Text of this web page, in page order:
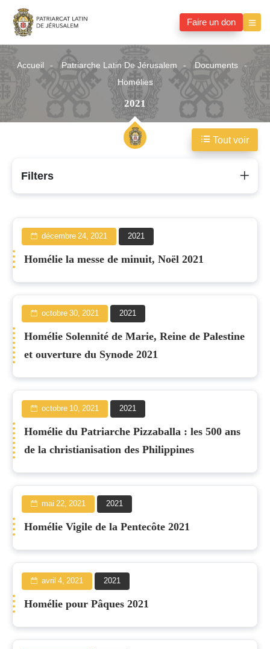
Faire un don
Accueil Patriarche Latin De Jérusalem
Documents
Homélies
2021
2021
Filters
décembre 24, 2021 2021
Homélie la messe de minuit, Noël 2021
octobre 30, 2021 2021
Homélie Solennité de Marie, Reine de Palestine
et ouverture du Synode 2021
octobre 10, 2021 2021
Homélie du Patriarche Pizzaballa : les 500 ans
de la christianisation des Philippines
mai 22, 2021 2021
Homélie Vigile de la Pentecôte 2021
avril 4, 2021 2021
Homélie pour Pâques 2021
Tout voir